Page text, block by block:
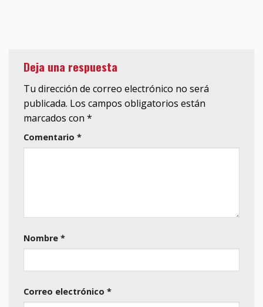
Deja una respuesta
Tu dirección de correo electrónico no será
publicada. Los campos obligatorios están
marcados con *
Comentario *
Nombre *
Correo electrónico *